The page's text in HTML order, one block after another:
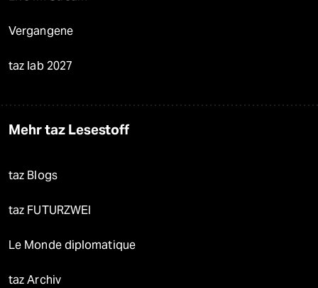
Vergangene
taz lab 2027
Mehr taz Lesestoff
taz Blogs
taz FUTURZWEI
Le Monde diplomatique
taz Archiv